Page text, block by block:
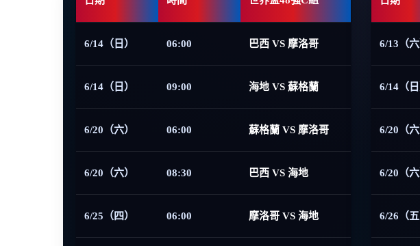
6/14（日） 06:00 巴西 VS 摩洛哥
6/14（日） 09:00 海地 VS 蘇格蘭
6/20（六） 06:00 蘇格蘭 VS 摩洛哥
6/20（六） 08:30 巴西 VS 海地
6/25（四） 06:00 摩洛哥 VS 海地
6/13（六
6/14（日
6/20（六
6/20（六
6/26（五